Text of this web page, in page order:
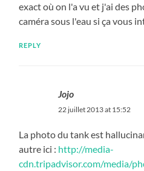
exact où on l'a vu et j'ai des
caméra sous l'eau si ça vous
REPLY
Jojo
22 juillet 2013 at 15:52
La photo du tank est
autre ici : http://media-
cdn.tripadvisor.com/media/